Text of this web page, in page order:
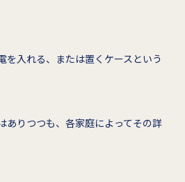
を入れる、または置くケースという
ありつつも、各家庭によってその詳